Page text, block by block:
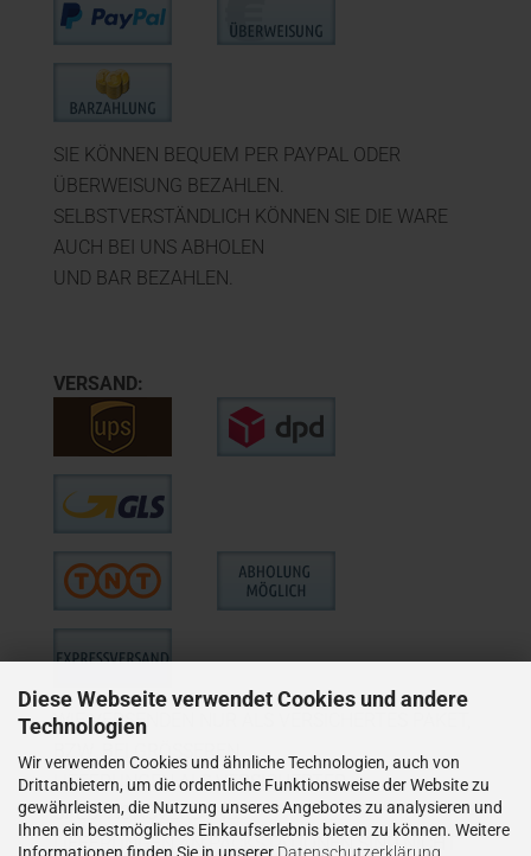
Diese Webseite verwendet Cookies und andere
Technologien
Wir verwenden Cookies und ähnliche Technologien, auch von
Drittanbietern, um die ordentliche Funktionsweise der Website zu
gewährleisten, die Nutzung unseres Angebotes zu analysieren und
Ihnen ein bestmögliches Einkaufserlebnis bieten zu können. Weitere
SIE KÖNNEN BEQUEM PER PAYPAL ODER
ÜBERWEISUNG BEZAHLEN.
SELBSTVERSTÄNDLICH KÖNNEN SIE DIE WARE
AUCH BEI UNS ABHOLEN
UND BAR BEZAHLEN.
VERSAND:
WIE VERSENDEN NUR ALS VERSICHERTES PAKET,
BZW. BEI GRÖSSEREN
LIEFERUNGEN ALS VERSICHERTER
SPEDITIONSVERSAND.
LIEFERUNGEN AN PACKSTATIONEN SIND NICHT